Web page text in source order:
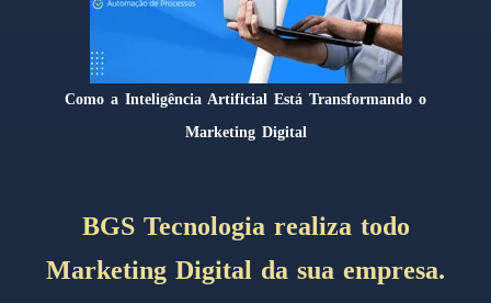
Como a Inteligência Artificial Está Transformando o
Marketing Digital
BGS Tecnologia realiza todo
Marketing Digital da sua empresa.